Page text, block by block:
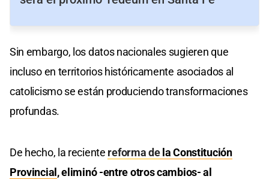
Sin embargo, los datos nacionales sugieren que
incluso en territorios históricamente asociados al
catolicismo se están produciendo transformaciones
profundas.
De hecho, la reciente reforma dela Constitución
Provincial , eliminó -entre otros cambios- al